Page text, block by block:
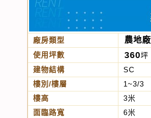
廠房類型 農地
使用坪數 360坪
建物結構
SC
樓別/樓層
1~3/3
樓高
3米
面臨路寬
6米